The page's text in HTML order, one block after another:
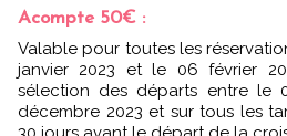
Acompte 50€ :
Valable pour toutes les réservations effectuées entre le 04
janvier 2023 et le 06 février
sélection des départs entre le
décembre 2023 et sur tous les